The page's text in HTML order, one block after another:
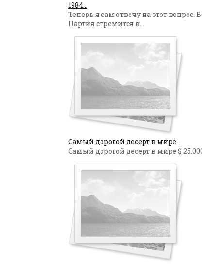
1984...
Теперь я сам отвечу на этот вопрос.
Партия стремится к...
Самый дорогой десерт в мире...
Самый дорогой десерт в мире $